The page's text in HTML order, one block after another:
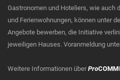
Gastronomen und Hoteliers, wie auch
und Ferienwohnungen, können unter
Angebote bewerben, die Initiative
jeweiligen Hauses. Voranmeldung
Weitere Informationen überProCOMM